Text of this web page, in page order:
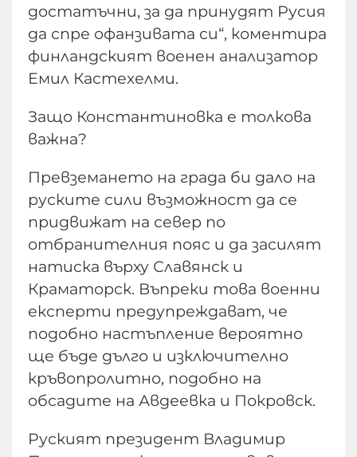
достатъчни, за да принудят Русия
да спре офанзивата си“, коментира
финландският военен анализатор
Емил Кастехелми.
Защо Константиновка е толкова
важна?
Превземането на града би дало на
руските сили възможност да се
придвижат на север по
отбранителния пояс и да засилят
натиска върху Славянск и
Краматорск. Въпреки това военни
експерти предупреждават, че
подобно настъпление вероятно
ще бъде дълго и изключително
кръвопролитно, подобно на
обсадите на Авдеевка и Покровск.
Руският президент Владимир